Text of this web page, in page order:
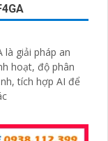
là giải pháp an
hoạt, độ phân
tích hợp AI để